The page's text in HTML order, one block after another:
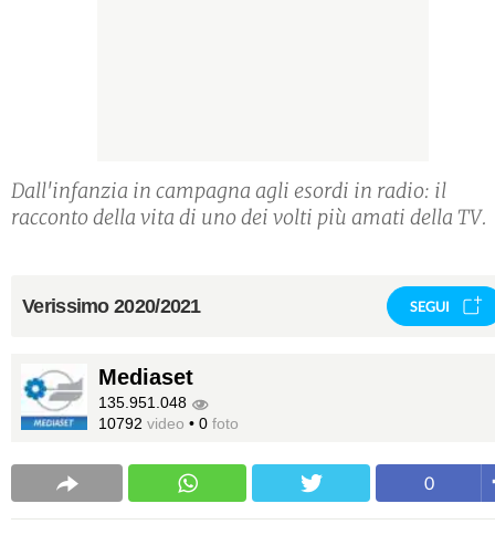
Dall'infanzia in campagna agli esordi in radio: il
racconto della vita di uno dei volti più amati della TV.
Verissimo 2020/2021 SEGUI
Mediaset
135.951.048
10792 video • 0 foto
0